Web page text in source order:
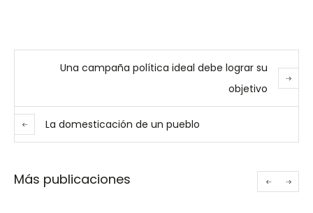
Una campaña política ideal debe lograr su
objetivo
La domesticación de un pueblo
Más publicaciones